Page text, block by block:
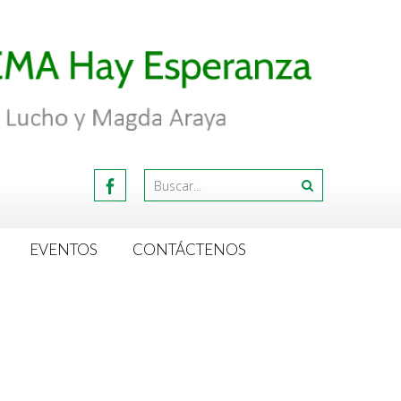
EVENTOS CONTÁCTENOS